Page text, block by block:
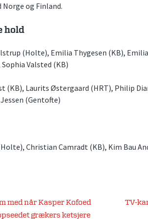
Norge og Finland.
hold
(Holte), Emilia Thygesen (KB),
Sophia Valsted (KB)
(KB), Laurits Østergaard (HRT), Philip
(Gentofte)
Christian Camradt (KB), Kim Bau
med når Kasper Kofoed
grækers ketsjere
TV-